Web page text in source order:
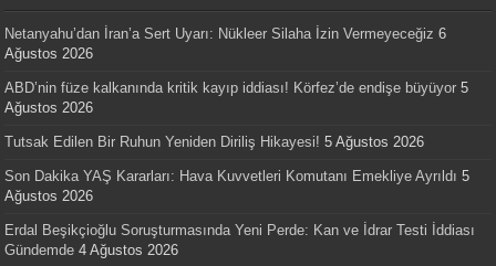
Netanyahu’dan İran’a Sert Uyarı: Nükleer Silaha İzin Vermeyeceğiz 6
Ağustos 2026
ABD’nin füze kalkanında kritik kayıp iddiası! Körfez’de endişe büyüyor 5
Ağustos 2026
Tutsak Edilen Bir Ruhun Yeniden Diriliş Hikayesi! 5 Ağustos 2026
Son Dakika YAŞ Kararları: Hava Kuvvetleri Komutanı Emekliye Ayrıldı 5
Ağustos 2026
Erdal Beşikçioğlu Soruşturmasında Yeni Perde: Kan ve İdrar Testi İddiası
Gündemde 4 Ağustos 2026